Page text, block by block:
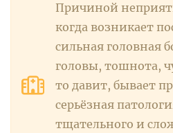
Причиной
когда возникает
сильная головная
головы, тошнота,
то давит, бывает
серьёзная
тщательного и